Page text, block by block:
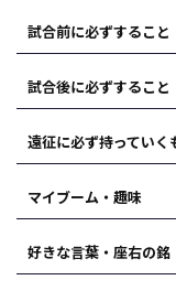
試合前に必ずすること
試合後に必ずすること
遠征に必ず持っていく
マイブーム・趣味
好きな言葉・座右の銘